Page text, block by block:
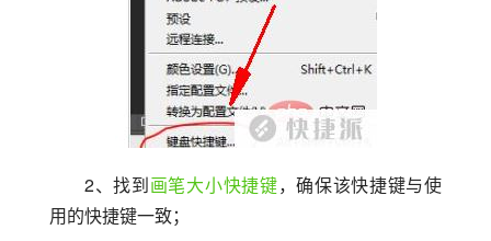
2、找到画笔大小快捷键，确保该快捷键与使
用的快捷键一致；